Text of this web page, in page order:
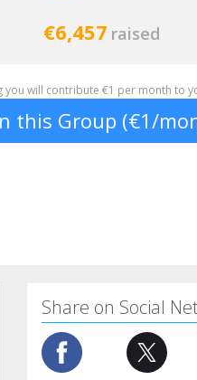
€6,457 raised
you will contribute €1 per month to
this Group (€1/
Share on Social